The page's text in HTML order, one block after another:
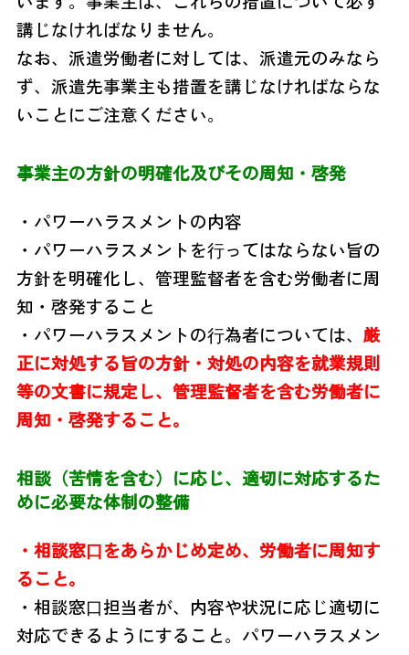
講じなければなりません。
なお、派遣労働者に対しては、派遣元のみなら
ず、派遣先事業主も措置を講じなければならな
いことにご注意ください。
事業主の方針の明確化及びその周知・啓発
・パワーハラスメントの内容
・パワーハラスメントを⾏ってはならない旨の
方針を明確化し、管理監督者を含む労働者に周
知・啓発すること
・パワーハラスメントの⾏為者については、 厳
正に対処する旨の方針・対処の内容を就業規則
等の文書に規定し、管理監督者を含む労働者に
周知・啓発すること。
相談（苦情を含む）に応じ、適切に対応するた
めに必要な体制の整備
・相談窓⼝をあらかじめ定め、労働者に周知す
ること。
・相談窓⼝担当者が、内容や状況に応じ適切に
対応できるようにすること。 パワーハラスメン